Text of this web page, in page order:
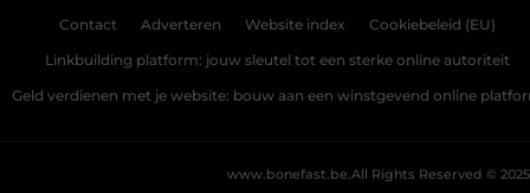
Contact Adverteren Website index Cookiebeleid (EU)
Linkbuilding platform: jouw sleutel tot een sterke online autoriteit
Geld verdienen met je website: bouw aan een winstgevend online
All Rights Reserved © 2025
www.bonefast.be.